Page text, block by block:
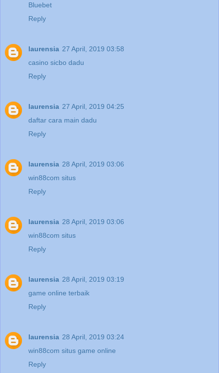
Bluebet
Reply
laurensia 27 April, 2019 03:58
casino sicbo dadu
Reply
laurensia 27 April, 2019 04:25
daftar cara main dadu
Reply
laurensia 28 April, 2019 03:06
win88com situs
Reply
laurensia 28 April, 2019 03:06
win88com situs
Reply
laurensia 28 April, 2019 03:19
game online terbaik
Reply
laurensia 28 April, 2019 03:24
win88com situs game online
Reply